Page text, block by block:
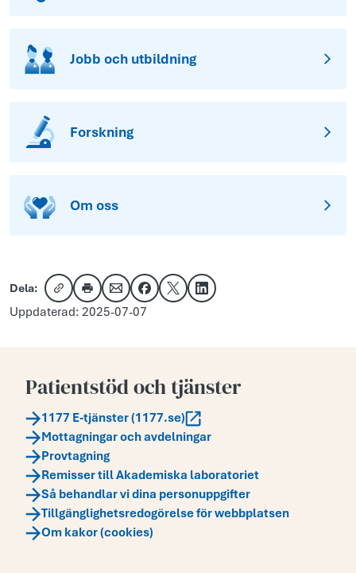
Jobb och utbildning
Forskning
Om oss
Dela:
Kopiera länk
Skriv utDela via e-post
Dela på Facebook
Dela på XDela på LinkedIn
Uppdaterad: 2025-07-07
Patientstöd och tjänster
1177 E-tjänster (1177.se)
Mottagningar och avdelningar
Provtagning
Remisser till Akademiska laboratoriet
Så behandlar vi dina personuppgifter
Tillgänglighetsredogörelse för webbplatsen
Om kakor (cookies)